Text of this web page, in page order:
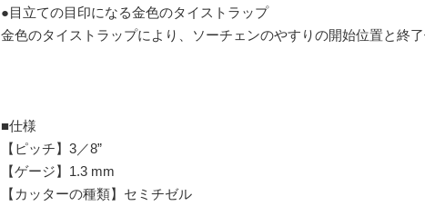
●目立ての目印になる金色のタイストラップ
金色のタイストラップにより、ソーチェンのやすりの開始位置と終
■仕様
【ピッチ】3／8”
【ゲージ】1.3 mm
【カッターの種類】セミチゼル